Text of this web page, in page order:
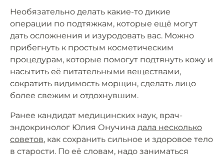
Необязательно делать какие-то дикие
операции по подтяжкам, которые ещё могут
дать осложнения и изуродовать вас. Можно
прибегнуть к простым косметическим
процедурам, которые помогут подтянуть кожу и
насытить её питательными веществами,
сократить видимость морщин, сделать лицо
более свежим и отдохнувшим.
Ранее кандидат медицинских наук, врач-
эндокринолог Юлия Онучина дала несколько
советов, как сохранить сильное и здоровое тело
в старости. По её словам, надо заниматься